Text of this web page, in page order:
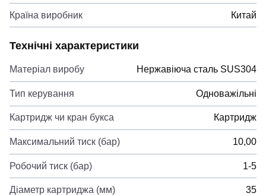
Країна виробник Китай
Технічні характеристики
Матеріал виробу Нержавіюча сталь SUS304
Тип керування Одноважільні
Картридж чи кран букса Картридж
Максимальний тиск (бар) 10,00
Робочий тиск (бар) 1-5
Діаметр картриджа (мм) 35